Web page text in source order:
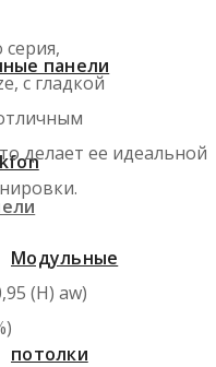
панели
Модульные
потолки
с гладкой
делает ее идеальной
(H) aw)